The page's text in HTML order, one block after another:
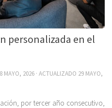
personalizada en el
MAYO, 2026 · ACTUALIZADO 29 MAYO,
por tercer año consecutivo,